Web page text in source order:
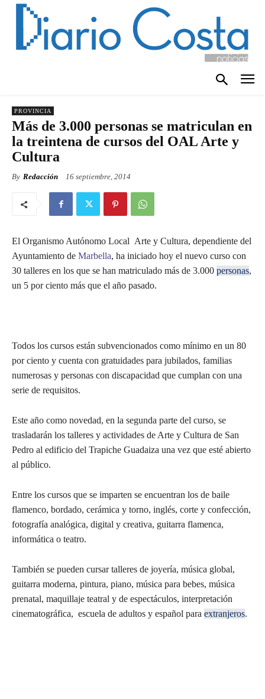
PROVINCIA
Más de 3.000 personas se matriculan en
la treintena de cursos del OAL Arte y
Cultura
By Redacción 16 septiembre, 2014
El Organismo Autónomo Local Arte y Cultura, dependiente del
Ayuntamiento de Marbella, ha iniciado hoy el nuevo curso con
30 talleres en los que se han matriculado más de 3.000 personas,
un 5 por ciento más que el año pasado.
Todos los cursos están subvencionados como mínimo en un 80
por ciento y cuenta con gratuidades para jubilados, familias
numerosas y personas con discapacidad que cumplan con una
serie de requisitos.
Este año como novedad, en la segunda parte del curso, se
trasladarán los talleres y actividades de Arte y Cultura de San
Pedro al edificio del Trapiche Guadaiza una vez que esté abierto
al público.
Entre los cursos que se imparten se encuentran los de baile
flamenco, bordado, cerámica y torno, inglés, corte y confección,
fotografía analógica, digital y creativa, guitarra flamenca,
informática o teatro.
También se pueden cursar talleres de joyería, música global,
guitarra moderna, pintura, piano, música para bebes, música
prenatal, maquillaje teatral y de espectáculos, interpretación
cinematográfica, escuela de adultos y español para extranjeros.